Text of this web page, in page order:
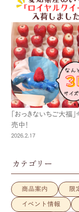
「おっきないちご大福
売中！
2026.2.17
カテゴリー
商品案内 限
イベント情報